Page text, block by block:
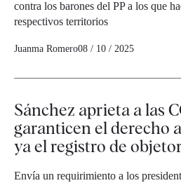
contra los barones del PP a los que
respectivos territorios
Juanma Romero08 / 10 / 2025
Sánchez aprieta a las
garanticen el derecho
ya el registro de
Envía un requirimiento a los